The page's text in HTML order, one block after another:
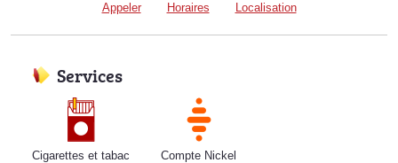
Appeler Horaires Localisation
Services
Cigarettes et tabac Compte Nickel